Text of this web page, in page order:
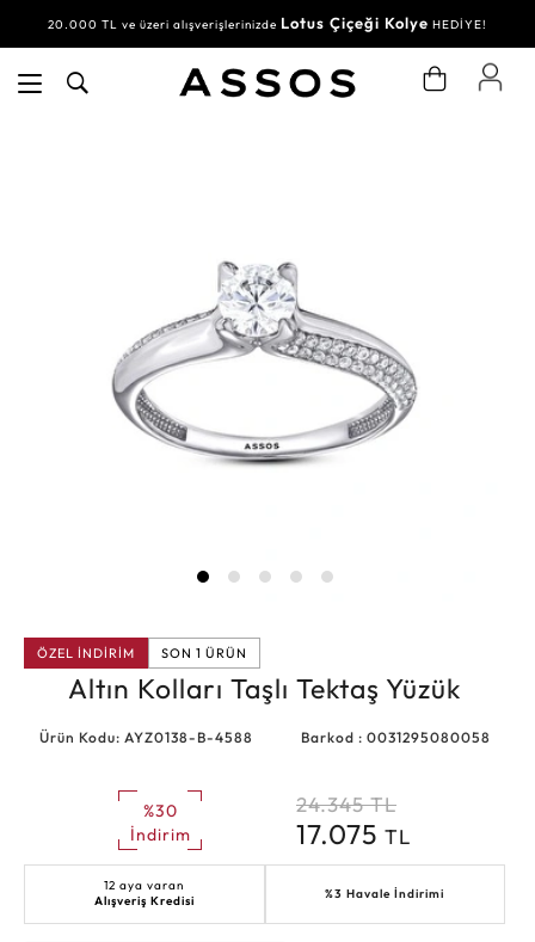
20.000 TL ve üzeri alışverişlerinizde Lotus Çiçeği Kolye HEDİYE!
ÖZEL İNDİRİM SON 1 ÜRÜN
Altın Kolları Taşlı Tektaş Yüzük
Ürün Kodu: AYZ0138-B-4588 Barkod : 0031295080058
%30
İndirim
24.345 TL
17.075 TL
12 aya varan
Alışveriş Kredisi
%3 Havale İndirimi